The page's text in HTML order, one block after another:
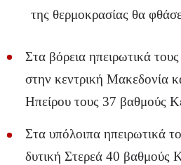
της θερμοκρασίας θα
Στα βόρεια ηπειρωτικά
στην κεντρική Μακεδονία
Ηπείρου τους 37 βαθμούς
Στα υπόλοιπα ηπειρωτικά
δυτική Στερεά 40 βαθμούς